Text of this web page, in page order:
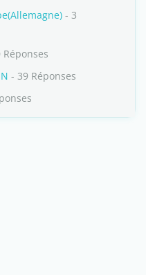
- 3
Réponses
- 39 Réponses